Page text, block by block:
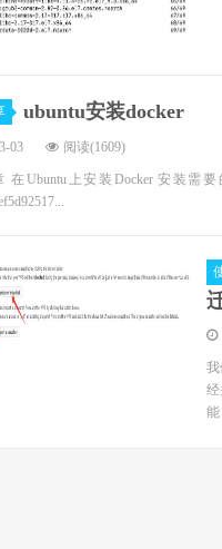
ubuntu安装docker
03 阅读(1609)
在Ubuntu上安装Docker 安装需要